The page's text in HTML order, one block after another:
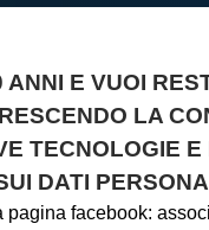
ANNI E VUOI
LA
TECNOLOGIE E
DATI
pagina facebook: